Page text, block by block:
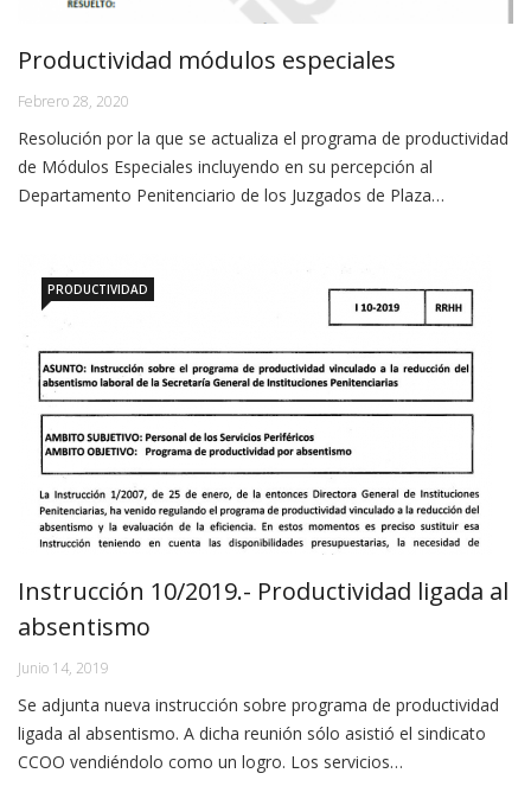
Productividad módulos especiales
Febrero 28, 2020
Resolución por la que se actualiza el programa de productividad
de Módulos Especiales incluyendo en su percepción al
Departamento Penitenciario de los Juzgados de Plaza…
PRODUCTIVIDAD
Instrucción 10/2019.- Productividad ligada al
absentismo
Junio 14, 2019
Se adjunta nueva instrucción sobre programa de productividad
ligada al absentismo. A dicha reunión sólo asistió el sindicato
CCOO vendiéndolo como un logro. Los servicios…